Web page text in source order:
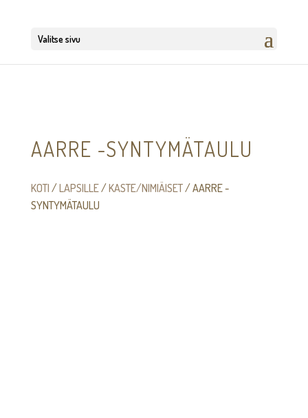
Valitse sivu
AARRE -SYNTYMÄTAULU
KOTI /LAPSILLE/KASTE/NIMIÄISET/ AARRE -
SYNTYMÄTAULU